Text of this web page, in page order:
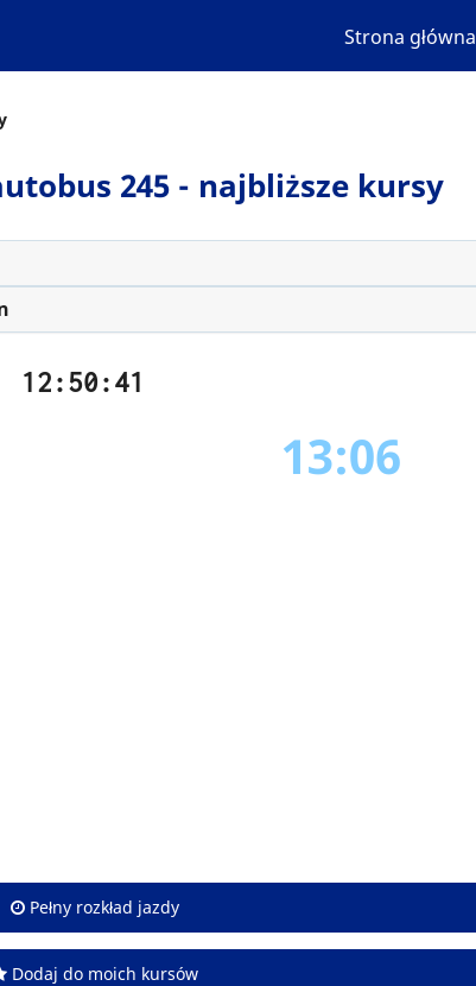
Strona główna
245 - najbliższe kursy
12:50:41
13:06
Pełny rozkład jazdy
Dodaj do moich kursów